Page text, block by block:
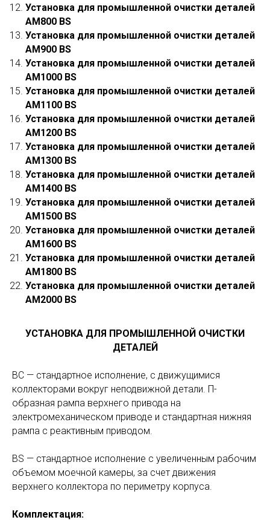
Установка для промышленной очистки деталей
АМ800 ВS
Установка для промышленной очистки деталей
АМ900 ВS
Установка для промышленной очистки деталей
АМ1000 ВS
Установка для промышленной очистки деталей
АМ1100 ВS
Установка для промышленной очистки деталей
АМ1200 ВS
Установка для промышленной очистки деталей
АМ1300 ВS
Установка для промышленной очистки деталей
АМ1400 ВS
Установка для промышленной очистки деталей
АМ1500 ВS
Установка для промышленной очистки деталей
АМ1600 ВS
Установка для промышленной очистки деталей
АМ1800 ВS
Установка для промышленной очистки деталей
АМ2000 ВS
УСТАНОВКА ДЛЯ ПРОМЫШЛЕННОЙ ОЧИСТКИ
ДЕТАЛЕЙ
ВС — стандартное исполнение, с движущимися
коллекторами вокруг неподвижной детали. П-
образная рампа верхнего привода на
электромеханическом приводе и стандартная нижняя
рампа с реактивным приводом.
BS — стандартное исполнение с увеличенным рабочим
объемом моечной камеры, за счет движения
верхнего коллектора по периметру корпуса.
Комплектация: